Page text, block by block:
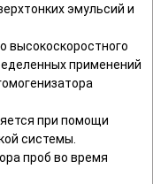
эмульсий и
высокоскоростного
применений
при помощи
системы.
проб во время